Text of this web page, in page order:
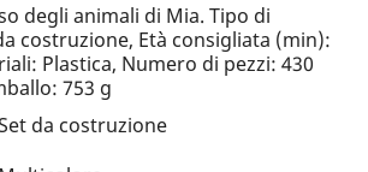
degli animali di Mia. Tipo di
costruzione, Età consigliata (min):
Plastica, Numero di pezzi: 430
753 g
da costruzione